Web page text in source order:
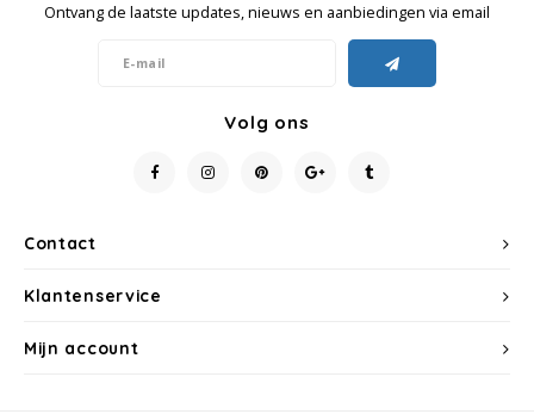
Contact
Ontvang de laatste updates, nieuws en aanbiedingen via email
Volg ons
Klantenservice
Mijn account